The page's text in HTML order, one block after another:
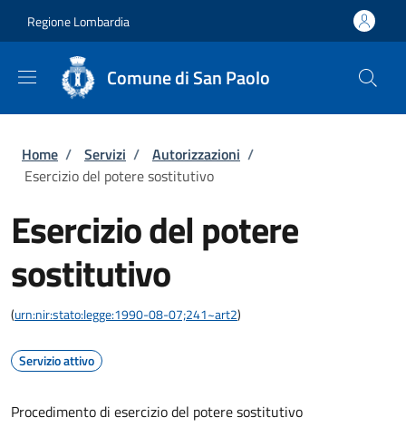
Regione Lombardia
Comune di San Paolo
Briciole di pane
Home / Servizi / Autorizzazioni /
Esercizio del potere sostitutivo
Esercizio del potere
sostitutivo
(urn:nir:stato:legge:1990-08-07;241~art2)
Servizio attivo
Procedimento di esercizio del potere sostitutivo